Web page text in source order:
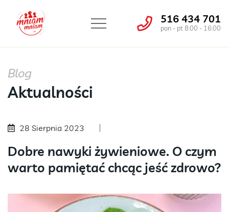
516 434 701
pon - pt 8:00 - 16:00
Blog
Aktualności
28 Sierpnia 2023
Dobre nawyki żywieniowe. O czym
warto pamiętać chcąc jeść zdrowo?